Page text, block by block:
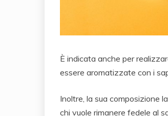
È indicata anche per
essere aromatizzate con i
Inoltre, la sua composizione
chi vuole rimanere fedele al